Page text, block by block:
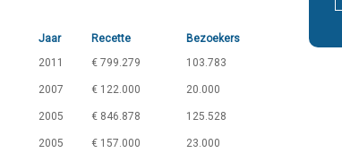
Jaar Recette
Bezoekers
2011 € 799.279 103.783
2007 € 122.000 20.000
2005 € 846.878 125.528
2005 € 157.000 23.000